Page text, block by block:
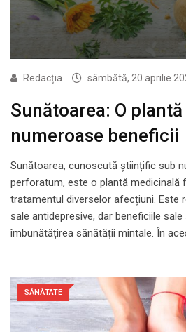
Redacția sâmbătă, 20 aprilie
Sunătoarea: O
numeroase beneficii
Sunătoarea, cunoscută științific sub
perforatum, este o plantă medicinală
tratamentul diverselor afecțiuni. Este
sale antidepresive, dar beneficiile
îmbunătățirea sănătății mintale. În
SĂNĂTATE